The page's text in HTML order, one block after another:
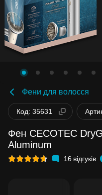
Фени для волосся
Код: 35631
Фен CECOTEC
Aluminum
16 відгуків